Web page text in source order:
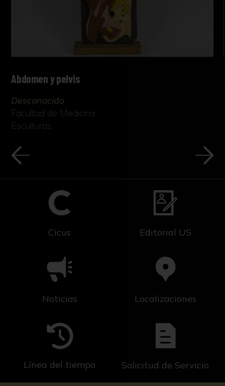
Abdomen y pelvis
Desconocido
Facultad de Medicina
Esculturas
Cicus Editorial US
Noticias Localizaciones
Línea del tiempo Solicitud de Servicio